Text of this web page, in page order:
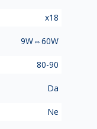
x18
9W⇔60W
80-90
Da
Ne